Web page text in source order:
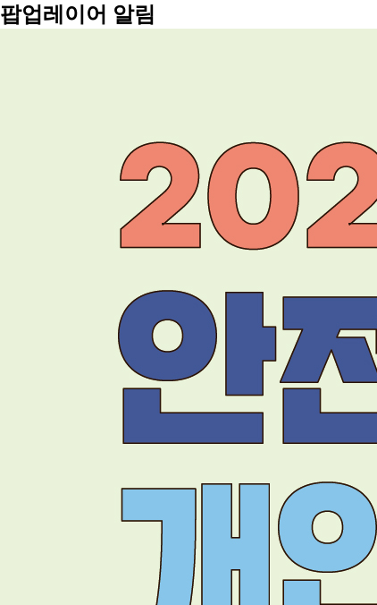
팝업레이어 알림